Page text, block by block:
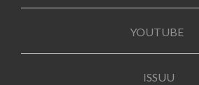
YOUTUBE
ISSUU